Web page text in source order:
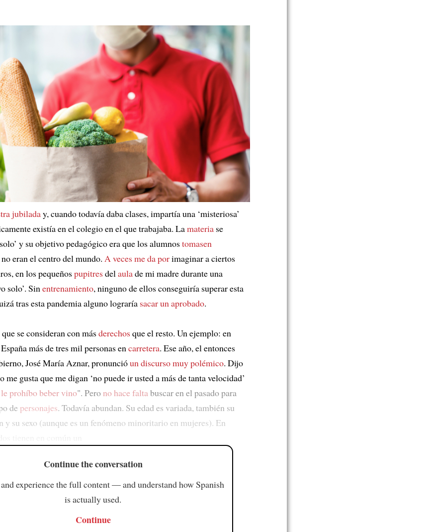
jubiladay, cuando todavía daba clases, impartía una ‘misteriosa’
existía en el colegio en el que trabajaba. Lamateria se
y su objetivo pedagógico era que los alumnostomasen
eran el centro del mundo. A veces me da porimaginar a ciertos
en los pequeñospupitresdel aulade mi madre durante una
solo’. Sin entrenamiento, ninguno de ellos conseguiría superar esta
tras esta pandemia alguno lograría sacar un aprobado.
se consideran con másderechosque el resto. Un ejemplo: en
más de tres mil personas en carretera. Ese año, el entonces
José María Aznar, pronuncióun discurso muy polémico. Dijo
me gusta que me digan ‘no puede ir usted a más de tanta velocidad’
prohíbo beber vino". Perono hace falta buscar en el pasado para
de personajes. Todavía abundan. Su edad es variada, también su
y su sexo (aunque es un fenómeno minoritario en mujeres). En
Continue the conversation
experience the full content — and understand how Spanish
is actually used.
Continue